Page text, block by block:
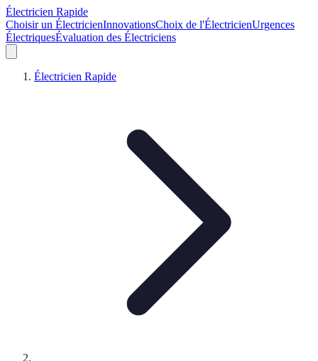
Électricien Rapide
Choisir un ÉlectricienInnovationsChoix de l'ÉlectricienUrgences
ÉlectriquesÉvaluation des Électriciens
Électricien Rapide